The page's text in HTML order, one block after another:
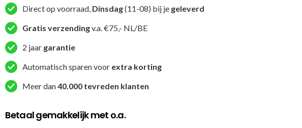
Direct op voorraad, Dinsdag(11-08) bij je geleverd
Gratis verzendingv.a. €75,- NL/BE
2 jaar garantie
Automatisch sparen voor extra korting
Meer dan40.000 tevreden klanten
Betaal gemakkelijk met o.a.